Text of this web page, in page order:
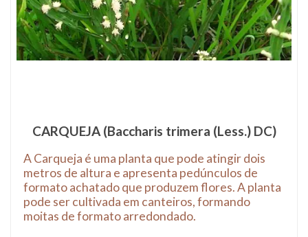
CARQUEJA (Baccharis trimera (Less.) DC)
A Carqueja é uma planta que pode atingir dois
metros de altura e apresenta pedúnculos de
formato achatado que produzem flores. A planta
pode ser cultivada em canteiros, formando
moitas de formato arredondado.